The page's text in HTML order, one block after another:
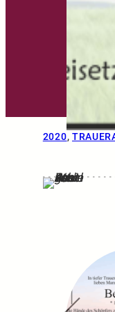
2020,